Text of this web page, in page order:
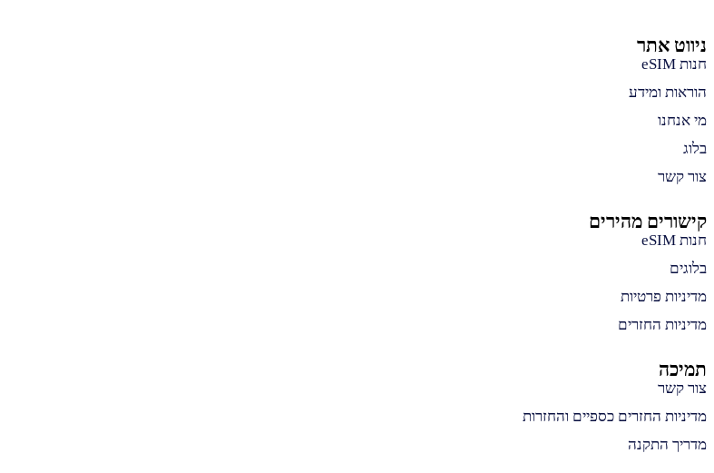
ניווט אתר
חנות eSIM
הוראות ומידע
מי אנחנו
בלוג
צור קשר
קישורים מהירים
חנות eSIM
בלוגים
מדיניות פרטיות
מדיניות החזרים
תמיכה
צור קשר
מדיניות החזרים כספיים והחזרות
מדריך התקנה